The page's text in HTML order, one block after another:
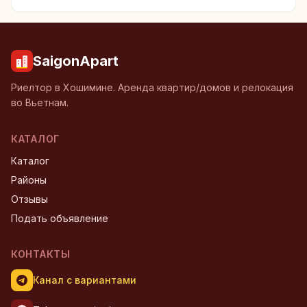
SaigonApart
Риелтор в Хошимине. Аренда квартир/домов и релокация
во Вьетнам.
КАТАЛОГ
Каталог
Районы
Отзывы
Подать объявление
КОНТАКТЫ
Канал с вариантами